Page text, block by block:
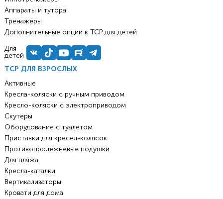
ТСР ДЛЯ ВЗРОСЛЫХ
Активные
Кресла-коляски с ручным приводом
Кресло-коляски с электроприводом
Скутеры
Оборудование с туалетом
Приставки для кресел-колясок
Противопролежневые подушки
Для пляжа
Кресла-каталки
Вертикализаторы
Кровати для дома
Аппараты и тутора
Тренажёры
Дополнительные опции к ТСР для детей
Для
детей